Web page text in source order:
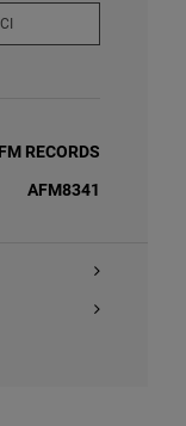
RECORDS
AFM8341